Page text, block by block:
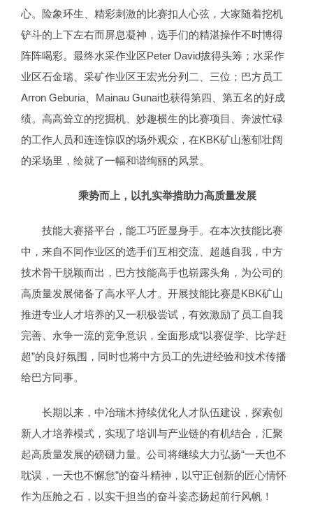
心。险象环生、精彩刺激的比赛扣人心弦，大家随着挖机
铲斗的上下左右而屏息凝神，选手们的精湛操作不时博得
阵阵喝彩。最终水采作业区Peter David拔得头筹；水采作
业区石金瑞、采矿作业区王宏光分列二、三位；巴方员工
Arron Geburia、Mainau Gunai也获得第四、第五名的好成
绩。高高耸立的挖掘机、妙趣横生的比赛项目、奔波忙碌
的工作人员和连连惊叹的场外观众，在KBK矿山葱郁壮阔
的采场里，绘就了一幅和谐绚丽的风景。
乘势而上，以扎实举措助力高质量发展
技能大赛搭平台，能工巧匠显身手。在本次技能比赛
中，来自不同作业区的选手们互相交流、超越自我，中方
技术骨干脱颖而出，巴方技能高手也崭露头角，为公司的
高质量发展储备了高水平人才。开展技能比赛是KBK矿山
推进专业人才培养的又一积极尝试，有效激励了员工自我
完善、永争一流的竞争意识，全面形成“以赛促学、比学赶
超”的良好氛围，同时也将中方员工的先进经验和技术传播
给巴方同事。
长期以来，中冶瑞木持续优化人才队伍建设，探索创
新人才培养模式，实现了培训与产业链的有机结合，汇聚
起高质量发展的磅礴力量。公司将继续大力弘扬“一天也不
耽误，一天也不懈怠”的奋斗精神，以守正创新的匠心情怀
作为压舱之石，以实干担当的奋斗姿态扬起前行风帆！